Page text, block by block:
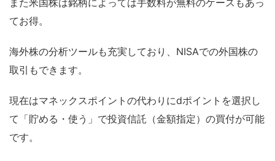
また米国株は銘柄によっては手数料が無料のケースもあっ
てお得。
海外株の分析ツールも充実しており、NISAでの外国株の
取引もできます。
現在はマネックスポイントの代わりにdポイントを選択し
て「貯める・使う」で投資信託（金額指定）の買付が可能
です。